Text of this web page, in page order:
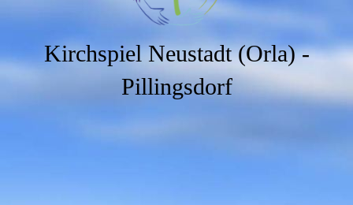
Kirchspiel Neustadt (Orla) -
Pillingsdorf